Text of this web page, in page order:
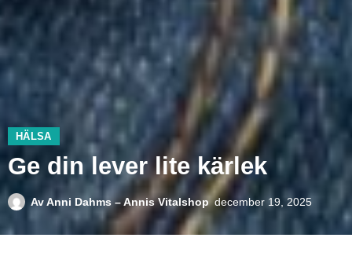
HÄLSA
Ge din lever lite kärlek
AvAnni Dahms – Annis Vitalshop december 19, 2025